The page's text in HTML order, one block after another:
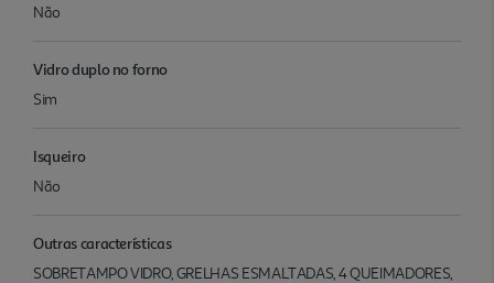
Não
Vidro duplo no forno
Sim
Isqueiro
Não
Outras características
SOBRETAMPO VIDRO, GRELHAS ESMALTADAS, 4 QUEIMADORES,